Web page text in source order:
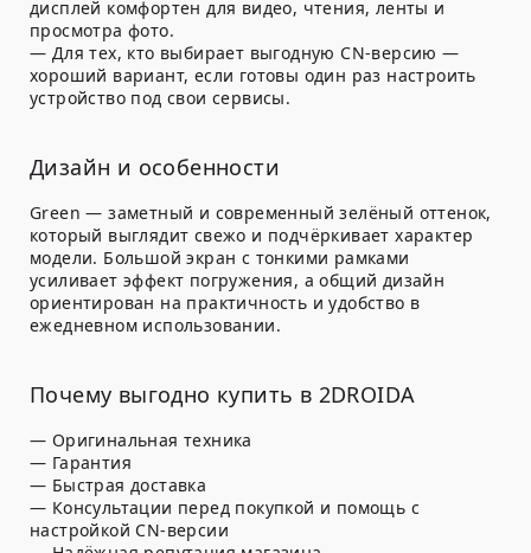
дисплей комфортен для видео, чтения, ленты и
просмотра фото.
— Для тех, кто выбирает выгодную CN-версию —
хороший вариант, если готовы один раз настроить
устройство под свои сервисы.
Дизайн и особенности
Green — заметный и современный зелёный оттенок,
который выглядит свежо и подчёркивает характер
модели. Большой экран с тонкими рамками
усиливает эффект погружения, а общий дизайн
ориентирован на практичность и удобство в
ежедневном использовании.
Почему выгодно купить в 2DROIDA
— Оригинальная техника
— Гарантия
— Быстрая доставка
— Консультации перед покупкой и помощь с
настройкой CN-версии